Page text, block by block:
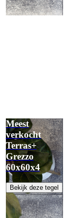
Meest
verkocht
Terras+
Grezzo
60x60x4
Bekijk deze tegel